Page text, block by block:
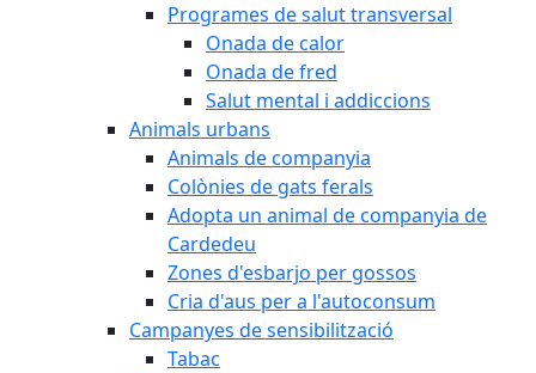
Programes de salut transversal
Onada de calor
Onada de fred
Salut mental i addiccions
Animals urbans
Animals de companyia
Colònies de gats ferals
Adopta un animal de companyia de
Cardedeu
Zones d'esbarjo per gossos
Cria d'aus per a l'autoconsum
Campanyes de sensibilització
Tabac